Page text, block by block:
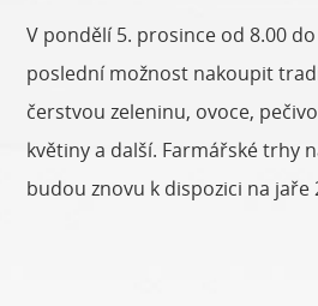
V pondělí 5. prosince od 8.00
poslední možnost nakoupit
čerstvou zeleninu, ovoce,
květiny a další. Farmářské trhy
budou znovu k dispozici na jaře